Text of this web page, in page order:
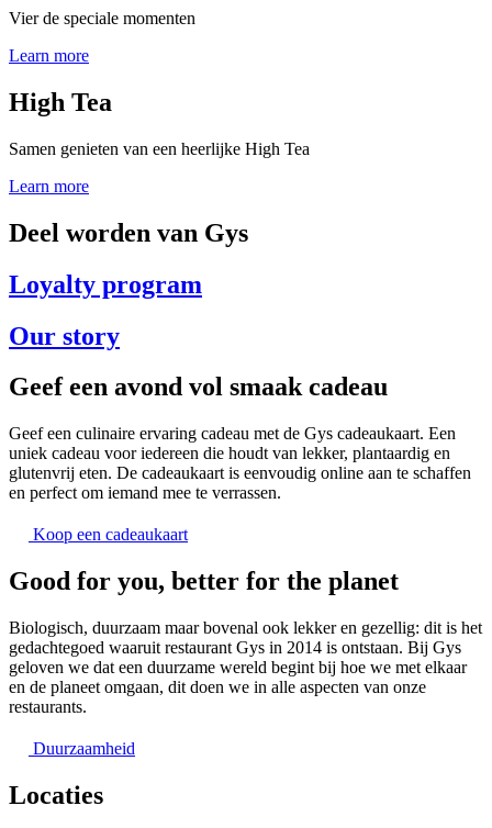
Vier de speciale momenten
Learn more
High Tea
Samen genieten van een heerlijke High Tea
Learn more
Deel worden van Gys
Loyalty program
Our story
Geef een avond vol smaak cadeau
Geef een culinaire ervaring cadeau met de Gys cadeaukaart. Een
uniek cadeau voor iedereen die houdt van lekker, plantaardig en
glutenvrij eten. De cadeaukaart is eenvoudig online aan te schaffen
en perfect om iemand mee te verrassen.
Koop een cadeaukaart
Good for you, better for the planet
Biologisch, duurzaam maar bovenal ook lekker en gezellig: dit is het
gedachtegoed waaruit restaurant Gys in 2014 is ontstaan. Bij Gys
geloven we dat een duurzame wereld begint bij hoe we met elkaar
en de planeet omgaan, dit doen we in alle aspecten van onze
restaurants.
Duurzaamheid
Locaties